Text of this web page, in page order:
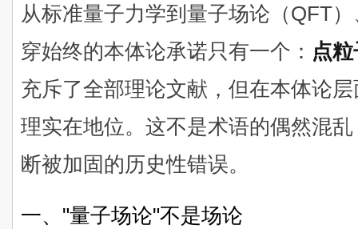
从标准量子力学到量子场论（QFT
穿始终的本体论承诺只有一个： 点
充斥了全部理论文献，但在本体论
理实在地位。这不是术语的偶然混
断被加固的历史性错误。
一、"量子场论"不是场论